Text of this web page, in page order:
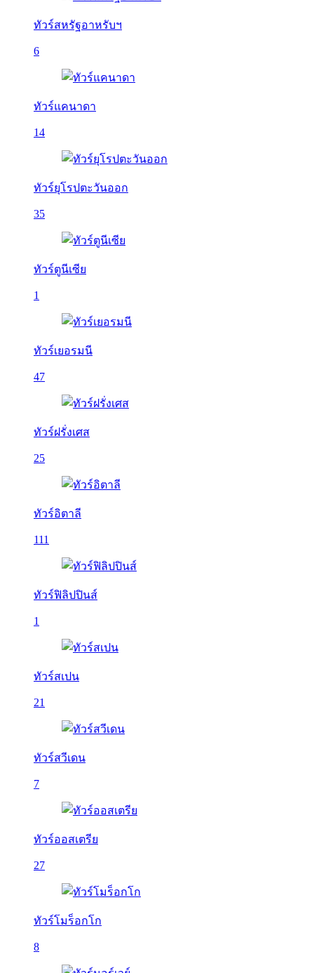
ทัวร์สหรัฐอาหรับฯ
6
ทัวร์แคนาดา
14
ทัวร์ยุโรปตะวันออก
35
ทัวร์ตูนีเซีย
1
ทัวร์เยอรมนี
47
ทัวร์ฝรั่งเศส
25
ทัวร์อิตาลี
111
ทัวร์ฟิลิปปินส์
1
ทัวร์สเปน
21
ทัวร์สวีเดน
7
ทัวร์ออสเตรีย
27
ทัวร์โมร็อกโก
8